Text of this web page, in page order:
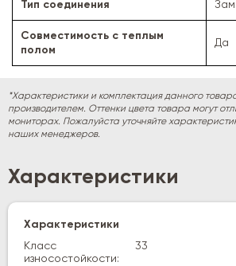
Тип соединения
Совместимость с теплым
полом
Да
*Характеристики и комплектация данного
производителем. Оттенки цвета товара могут
мониторах. Пожалуйста уточняйте
наших менеджеров.
Характеристики
Характеристики
Класс
износостойкости:
33